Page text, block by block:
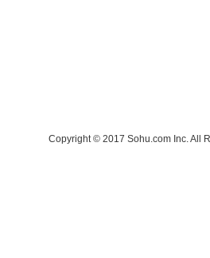
Copyright © 2017 Sohu.com Inc. All